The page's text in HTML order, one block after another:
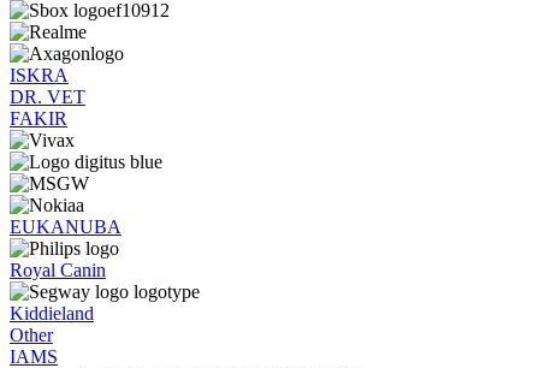
ISKRA
DR. VET
FAKIR
EUKANUBA
Royal Canin
Kiddieland
Other
IAMS